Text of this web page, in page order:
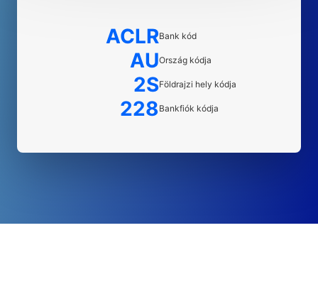
ACLRBank kód
AUOrszág kódja
2SFöldrajzi hely kódja
228Bankfiók kódja